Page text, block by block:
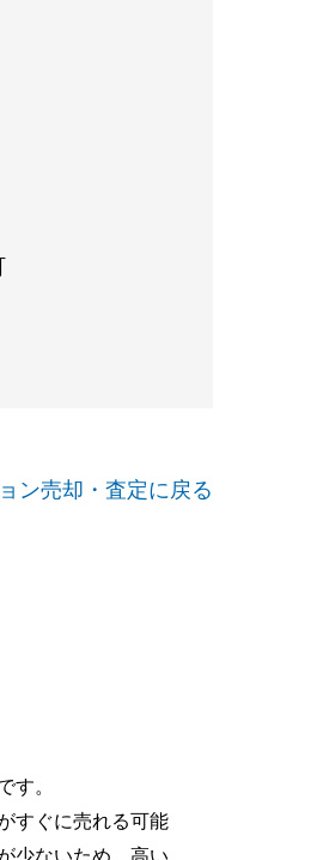
ン売却・査定に戻る
。
すぐに売れる可能